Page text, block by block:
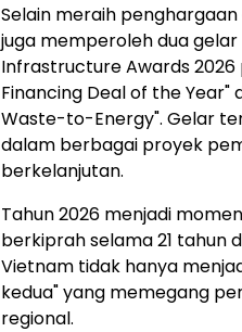
Selain meraih penghargaan
juga memperoleh dua
Infrastructure Awards 2026
Financing Deal of the Year"
Waste-to-Energy". Gelar
dalam berbagai proyek
berkelanjutan.
Tahun 2026 menjadi
berkiprah selama 21 tahun
Vietnam tidak hanya
kedua" yang memegang
regional.